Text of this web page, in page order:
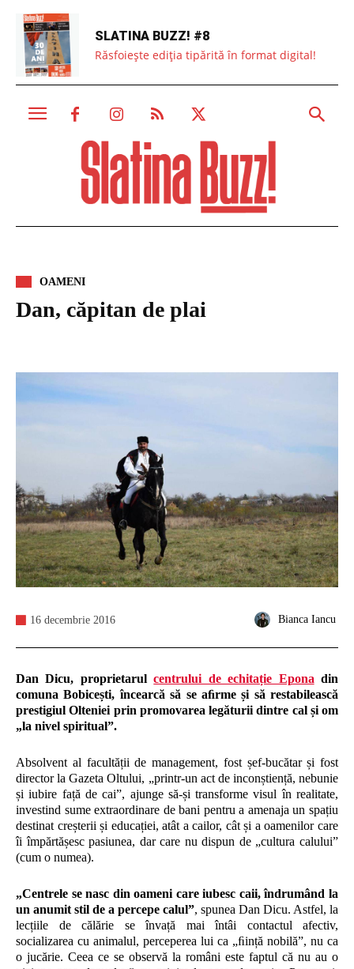
SLATINA BUZZ! #8
Răsfoiește ediția tipărită în format digital!
OAMENI
Dan, căpitan de plai
Bianca Iancu
16 decembrie 2016
Dan Dicu, proprietarulcentrului de echitație Epona din
comuna Bobicești, încearcă să se aﬁrme și să restabilească
prestigiul Olteniei prin promovarea legăturii dintre cal și om
„la nivel spiritual”.
Absolvent al facultății de management, fost șef-bucătar și fost
director la Gazeta Oltului, „printr-un act de inconștiență, nebunie
și iubire față de cai”, ajunge să-și transforme visul în realitate,
investind sume extraordinare de bani pentru a amenaja un spațiu
destinat creșterii și educației, atât a cailor, cât și a oamenilor care
îi împărtășesc pasiunea, dar care nu dispun de „cultura calului”
(cum o numea).
„Centrele se nasc din oameni care iubesc caii, îndrumând la
un anumit stil de a percepe calul”, spunea Dan Dicu. Astfel, la
lecțiile de călărie se învață mai întâi contactul afectiv,
socializarea cu animalul, perceperea lui ca „ﬁință nobilă”, nu ca
o jucărie. Ceea ce se observă la români este faptul că nu au o